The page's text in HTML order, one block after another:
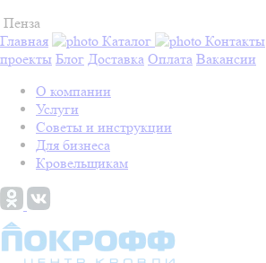
Пенза
Главная
Каталог Контакты
проекты Блог Доставка Оплата Вакансии
О компании
Услуги
Советы и инструкции
Для бизнеса
Кровельщикам